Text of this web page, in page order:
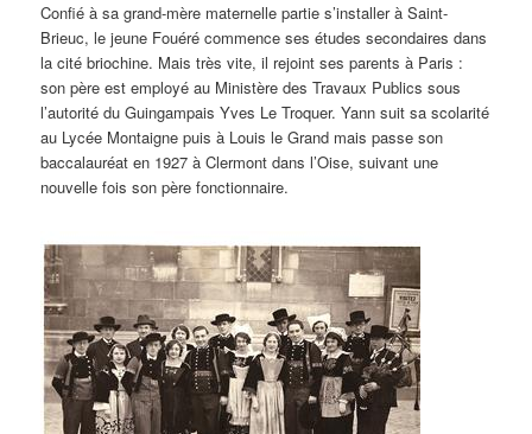
Confié à sa grand-mère maternelle partie s’installer à Saint-
Brieuc, le jeune Fouéré commence ses études secondaires dans
la cité briochine. Mais très vite, il rejoint ses parents à Paris :
son père est employé au Ministère des Travaux Publics sous
l’autorité du Guingampais Yves Le Troquer. Yann suit sa scolarité
au Lycée Montaigne puis à Louis le Grand mais passe son
baccalauréat en 1927 à Clermont dans l’Oise, suivant une
nouvelle fois son père fonctionnaire.